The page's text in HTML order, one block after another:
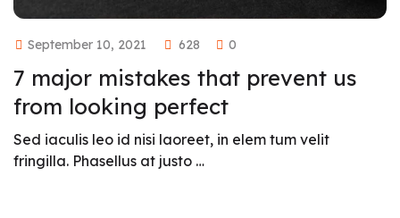
September 10, 2021 628 0
7 major mistakes that prevent us
from looking perfect
Sed iaculis leo id nisi laoreet, in elem tum velit
fringilla. Phasellus at justo …